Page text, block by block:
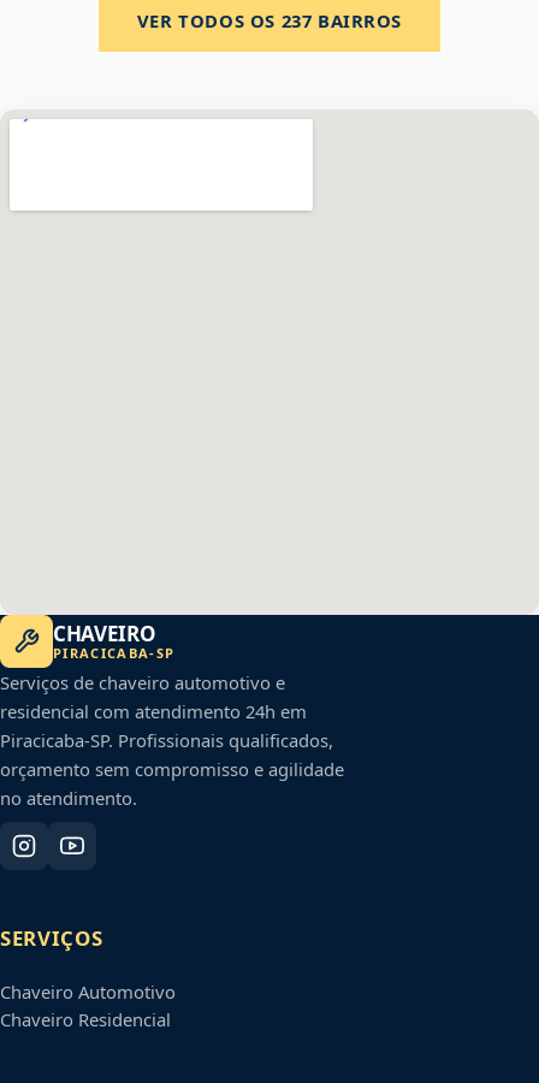
VER TODOS OS 237 BAIRROS
CHAVEIRO
PIRACICABA-SP
Serviços de chaveiro automotivo e
residencial com atendimento 24h em
Piracicaba-SP. Profissionais qualificados,
orçamento sem compromisso e agilidade
no atendimento.
SERVIÇOS
Chaveiro Automotivo
Chaveiro Residencial